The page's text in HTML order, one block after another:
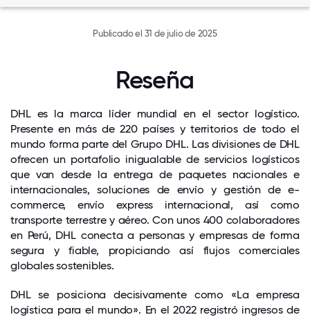
Publicado el 31 de julio de 2025
Reseña
DHL es la marca líder mundial en el sector logístico.
Presente en más de 220 países y territorios de todo el
mundo forma parte del Grupo DHL. Las divisiones de DHL
ofrecen un portafolio inigualable de servicios logísticos
que van desde la entrega de paquetes nacionales e
internacionales, soluciones de envío y gestión de e-
commerce, envío express internacional, así como
transporte terrestre y aéreo. Con unos 400 colaboradores
en Perú, DHL conecta a personas y empresas de forma
segura y fiable, propiciando así flujos comerciales
globales sostenibles.
DHL se posiciona decisivamente como «La empresa
logística para el mundo». En el 2022 registró ingresos de